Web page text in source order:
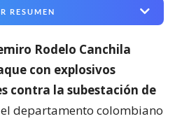
RESUMEN
Rodelo Canchila
con explosivos
contra la subestación de
el departamento colombiano